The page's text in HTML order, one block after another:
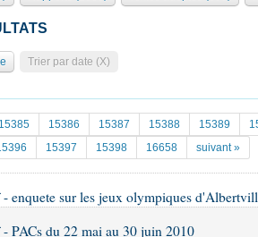
clés
de l'Assemblée ... )
Trier par date (X)
15385 15386 15387 15388 15389
15397 15398 16658 suivant »
enquete sur les jeux olympiques
PACs du 22 mai au 30 juin 2010